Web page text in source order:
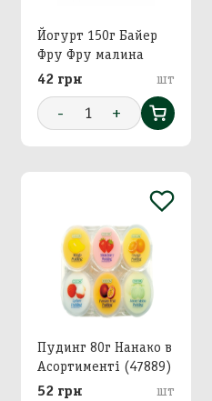
Йогурт 150г Байер
Фру Фру малина
42 грн
шт
- 1 +
Пудинг 80г Нанако в
Асортименті (47889)
52 грн
шт